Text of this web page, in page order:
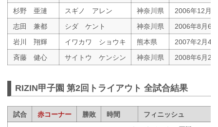
杉野 亜漣
スギノ アレン 神奈川県
2006年12月
志田 兼都
シダ ケント 神奈川県
2006年8月6日
岩川 翔輝
イワカワ ショウキ 熊本県
2007年2月4日
斉藤 健心
サイトウ ケンシン 神奈川県 2008年6月24
RIZIN甲子園 第2回トライアウト 全試合結果
試合 赤コーナー 勝敗 時間
フィニッシュ